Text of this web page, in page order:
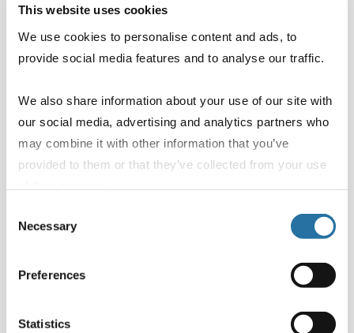
This website uses cookies
We use cookies to personalise content and ads, to
provide social media features and to analyse our traffic.
We also share information about your use of our site with
our social media, advertising and analytics partners who
may combine it with other information that you’ve
provided to them or that they’ve collected from your use
Selection
Necessary
Preferences
Statistics
Guida completa al parco
acquatico di Camping Spiaggia e
Mare
Scopri il parco acquatico dell'Holiday
Scivoli, laguna per...